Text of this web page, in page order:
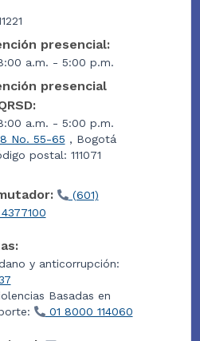
presencial:
a.m. - 5:00 p.m.
presencial
a.m. - 5:00 p.m.
No. 55-65 , Bogotá
postal: 111071
(601)
y anticorrupción:
Basadas en
01 8000 114060